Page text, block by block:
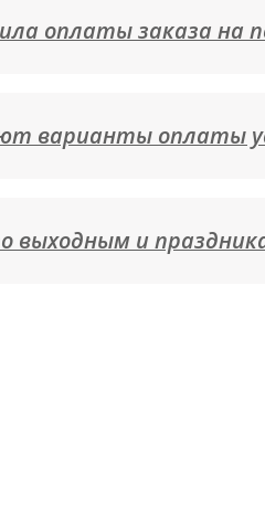
оплаты заказа на
варианты оплаты
выходным и